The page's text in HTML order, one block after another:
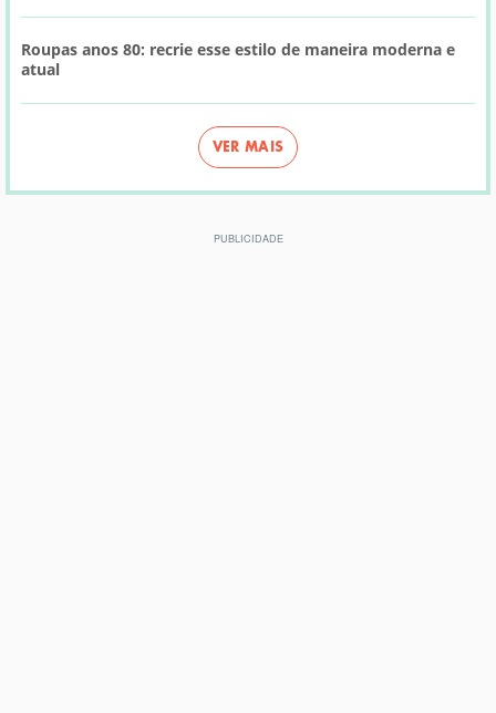
Roupas anos 80: recrie esse estilo de maneira moderna e
atual
VER MAIS